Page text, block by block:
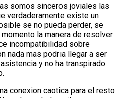
somos sinceros joviales las
verdaderamente existe un
se no pueda perder, se
la manera de resolver
incompatibilidad sobre
nada mas podri­a llegar a ser
y no ha transpirado
conexion caotica para el resto